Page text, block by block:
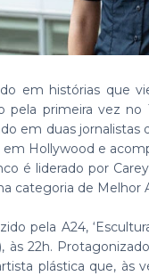
em histórias que
pela primeira vez
em duas jornalistas
em Hollywood e
é liderado por
categoria de Melhor
pela A24,
às 22h.
plástica que, às